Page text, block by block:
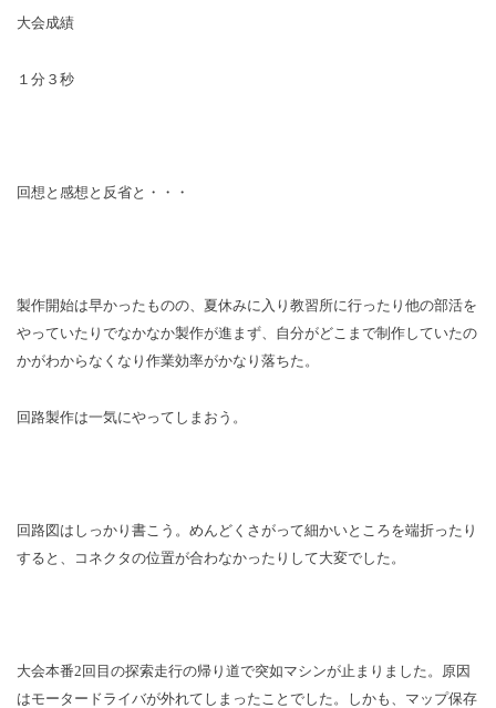
大会成績
１分３秒
回想と感想と反省と・・・
製作開始は早かったものの、夏休みに入り教習所に行ったり他の部活を
やっていたりでなかなか製作が進まず、自分がどこまで制作していたの
かがわからなくなり作業効率がかなり落ちた。
回路製作は一気にやってしまおう。
回路図はしっかり書こう。めんどくさがって細かいところを端折ったり
すると、コネクタの位置が合わなかったりして大変でした。
大会本番2 回目の探索走行の帰り道で突如マシンが止まりました。原因
はモータードライバが外れてしまったことでした。しかも、マップ保存